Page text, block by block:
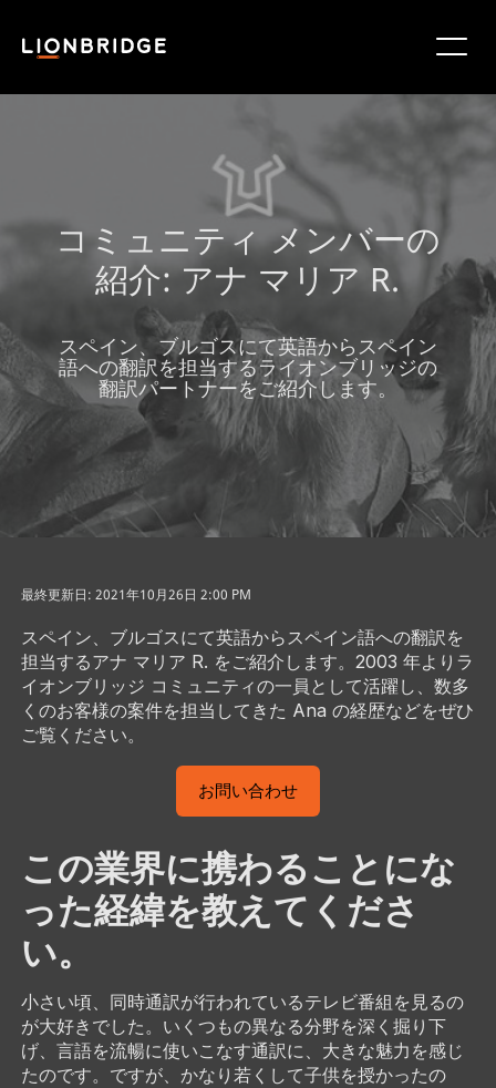
コミュニティ メンバーの
紹介: アナ マリア R.
スペイン、ブルゴスにて英語からスペイン
語への翻訳を担当するライオンブリッジの
翻訳パートナーをご紹介します。
最終更新日: 2021年10月26日 2:00 PM
スペイン、ブルゴスにて英語からスペイン語への翻訳を
担当するアナ マリア R. をご紹介します。2003 年よりラ
イオンブリッジ コミュニティの一員として活躍し、数多
くのお客様の案件を担当してきた Ana の経歴などをぜひ
ご覧ください。
お問い合わせ
この業界に携わることにな
った経緯を教えてくださ
い。
小さい頃、同時通訳が行われているテレビ番組を見るの
が大好きでした。いくつもの異なる分野を深く掘り下
げ、言語を流暢に使いこなす通訳に、大きな魅力を感じ
たのです。ですが、かなり若くして子供を授かったの